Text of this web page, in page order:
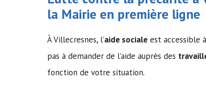
la Mairie en première ligne
À Villecresnes, l’aide sociale est accessible
pas à demander de l’aide auprès des
fonction de votre situation.